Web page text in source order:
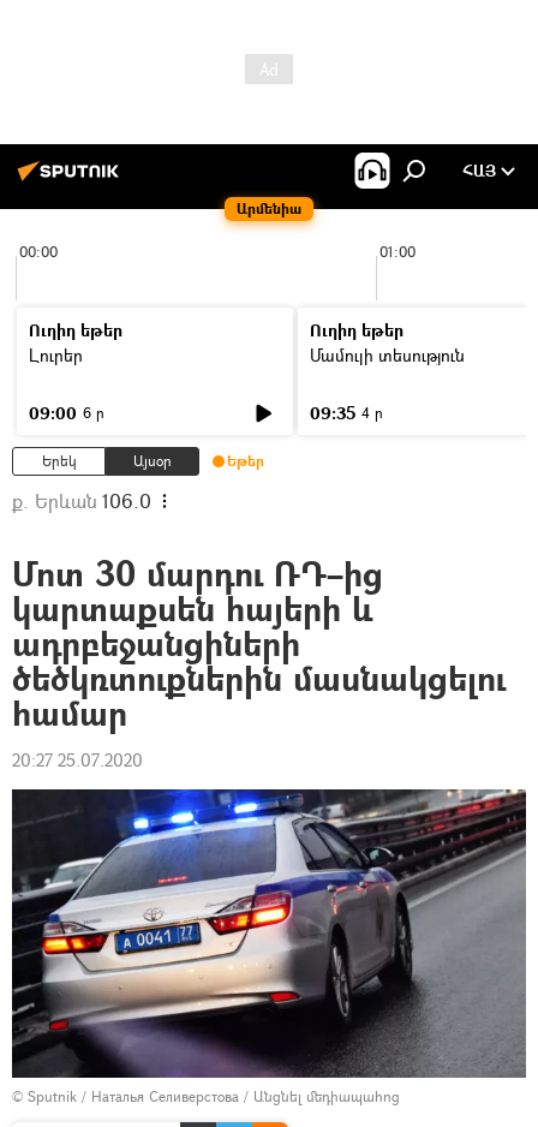
Արմենիա
ՀԱՅ
00:00 01:00
Ուղիղ եթեր
Լուրեր
09:00 6 ր
Ուղիղ եթեր
Մամուլի տեսություն
09:35 4 ր
Երեկ Այսօր Եթեր
ք. Երևան 106.0
Մոտ 30 մարդու ՌԴ–ից
կարտաքսեն հայերի և
ադրբեջանցիների
ծեծկռտուքներին մասնակցելու
համար
20:27 25.07.2020
© Sputnik / Наталья Селиверстова / Անցնել մեդիապահոց